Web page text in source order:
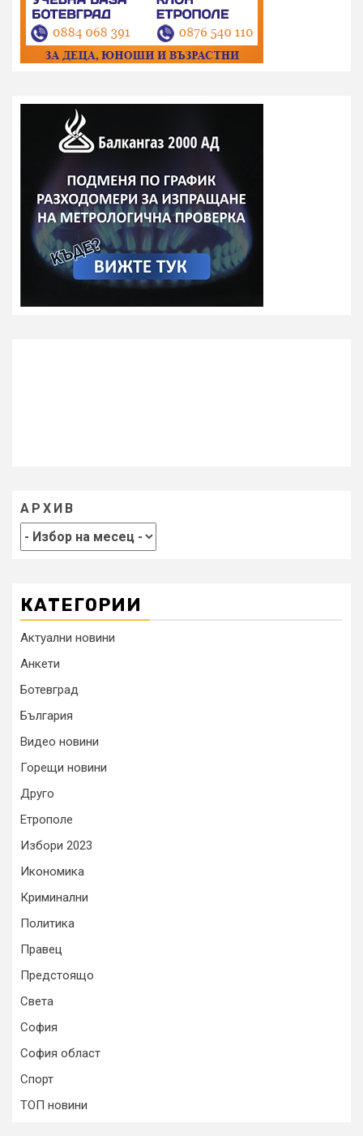
АРХИВ
КАТЕГОРИИ
Актуални новини
Анкети
Ботевград
България
Видео новини
Горещи новини
Друго
Етрополе
Избори 2023
Икономика
Криминални
Политика
Правец
Предстоящо
Света
София
София област
Спорт
ТОП новини